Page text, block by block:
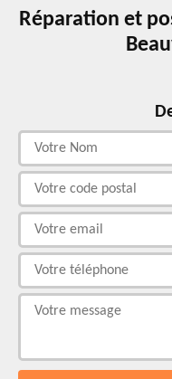
Réparation et